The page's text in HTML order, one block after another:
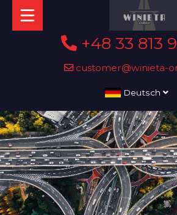
+48 33 813
customer@winieta-
Deutsch